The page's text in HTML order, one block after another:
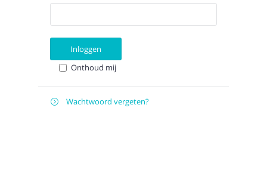
Inloggen
Onthoud mij
 Wachtwoord vergeten?